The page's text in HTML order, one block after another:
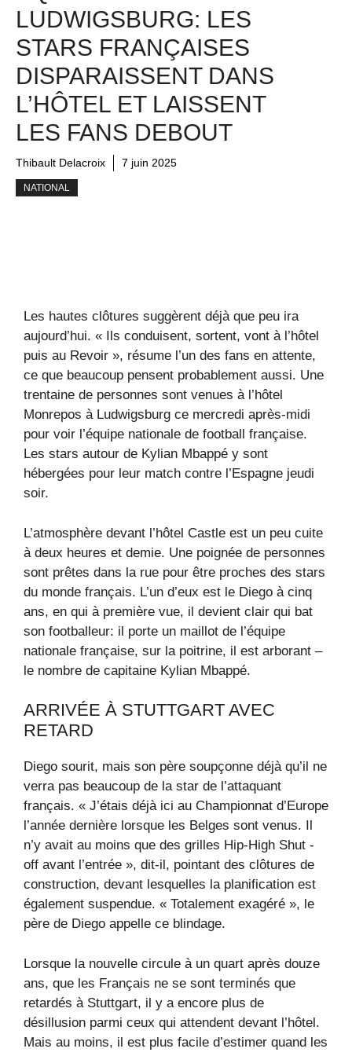
LUDWIGSBURG: LES
STARS FRANÇAISES
DISPARAISSENT DANS
L’HÔTEL ET LAISSENT
LES FANS DEBOUT
Thibault Delacroix 7 juin 2025
NATIONAL
Les hautes clôtures suggèrent déjà que peu ira
aujourd’hui. « Ils conduisent, sortent, vont à l’hôtel
puis au Revoir », résume l’un des fans en attente,
ce que beaucoup pensent probablement aussi. Une
trentaine de personnes sont venues à l’hôtel
Monrepos à Ludwigsburg ce mercredi après-midi
pour voir l’équipe nationale de football française.
Les stars autour de Kylian Mbappé y sont
hébergées pour leur match contre l’Espagne jeudi
soir.
L’atmosphère devant l’hôtel Castle est un peu cuite
à deux heures et demie. Une poignée de personnes
sont prêtes dans la rue pour être proches des stars
du monde français. L’un d’eux est le Diego à cinq
ans, en qui à première vue, il devient clair qui bat
son footballeur: il porte un maillot de l’équipe
nationale française, sur la poitrine, il est arborant –
le nombre de capitaine Kylian Mbappé.
ARRIVÉE À STUTTGART AVEC
RETARD
Diego sourit, mais son père soupçonne déjà qu’il ne
verra pas beaucoup de la star de l’attaquant
français. « J’étais déjà ici au Championnat d’Europe
l’année dernière lorsque les Belges sont venus. Il
n’y avait au moins que des grilles Hip-High Shut -
off avant l’entrée », dit-il, pointant des clôtures de
construction, devant lesquelles la planification est
également suspendue. « Totalement exagéré », le
père de Diego appelle ce blindage.
Lorsque la nouvelle circule à un quart après douze
ans, que les Français ne se sont terminés que
retardés à Stuttgart, il y a encore plus de
désillusion parmi ceux qui attendent devant l’hôtel.
Mais au moins, il est plus facile d’estimer quand les